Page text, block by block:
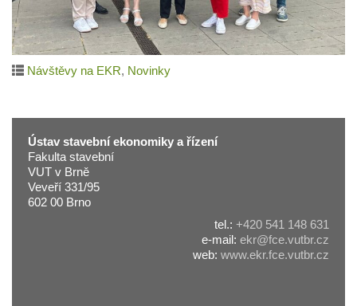
Návštěvy na EKR, Novinky
Ústav stavební ekonomiky a řízení
Fakulta stavební
VUT v Brně
Veveří 331/95
602 00 Brno
tel.: +420 541 148 631
e-mail: ekr@fce.vutbr.cz
web: www.ekr.fce.vutbr.cz